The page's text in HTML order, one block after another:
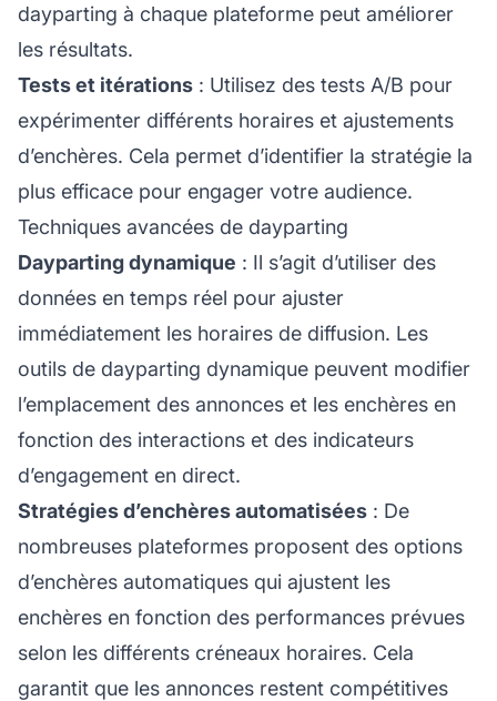
dayparting à chaque plateforme peut améliorer
les résultats.
Tests et itérations : Utilisez des tests A/B pour
expérimenter différents horaires et ajustements
d’enchères. Cela permet d’identifier la stratégie la
plus efficace pour engager votre audience.
Techniques avancées de dayparting
Dayparting dynamique : Il s’agit d’utiliser des
données en temps réel pour ajuster
immédiatement les horaires de diffusion. Les
outils de dayparting dynamique peuvent modifier
l’emplacement des annonces et les enchères en
fonction des interactions et des indicateurs
d’engagement en direct.
Stratégies d’enchères automatisées : De
nombreuses plateformes proposent des options
d’enchères automatiques qui ajustent les
enchères en fonction des performances prévues
selon les différents créneaux horaires. Cela
garantit que les annonces restent compétitives